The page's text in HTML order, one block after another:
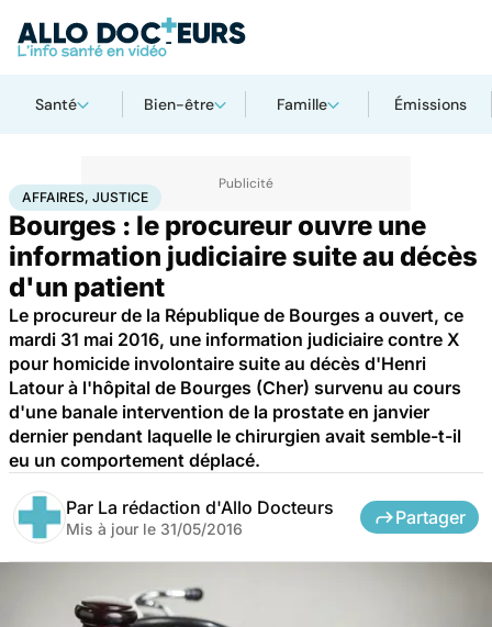
Santé Bien-être Famille Émissions
AccueilSantéSociétéJustice Affaires, justice
AFFAIRES, JUSTICE
Bourges : le procureur ouvre une
information judiciaire suite au décès
d'un patient
Le procureur de la République de Bourges a ouvert, ce
mardi 31 mai 2016, une information judiciaire contre X
pour homicide involontaire suite au décès d'Henri
Latour à l'hôpital de Bourges (Cher) survenu au cours
d'une banale intervention de la prostate en janvier
dernier pendant laquelle le chirurgien avait semble-t-il
eu un comportement déplacé.
Par La rédaction d'Allo Docteurs
Mis à jour le 31/05/2016
Partager